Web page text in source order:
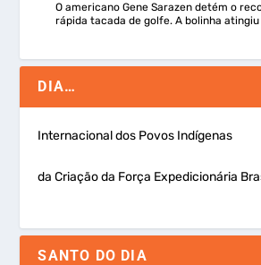
O americano Gene Sarazen detém o
rápida tacada de golfe. A bolinha
DIA…
Internacional dos Povos Indígenas
da Criação da Força Expedicionária
SANTO DO DIA